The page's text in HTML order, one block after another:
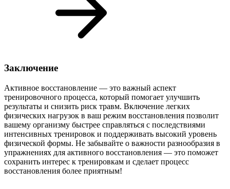
Заключение
Активное восстановление — это важный аспект
тренировочного процесса, который помогает улучшить
результаты и снизить риск травм. Включение легких
физических нагрузок в ваш режим восстановления позволит
вашему организму быстрее справляться с последствиями
интенсивных тренировок и поддерживать высокий уровень
физической формы. Не забывайте о важности разнообразия в
упражнениях для активного восстановления — это поможет
сохранить интерес к тренировкам и сделает процесс
восстановления более приятным!